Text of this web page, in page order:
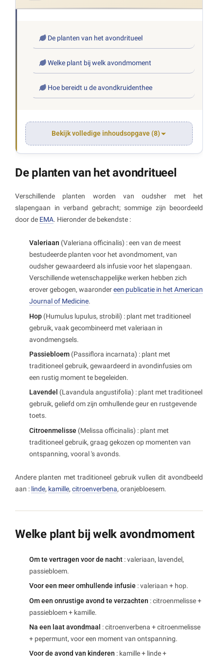
De planten van het avondritueel
Welke plant bij welk avondmoment
Hoe bereidt u de avondkruidenthee
Bekijk volledige inhoudsopgave (8)
De planten van het avondritueel
Verschillende planten worden van oudsher met het
slapengaan in verband gebracht; sommige zijn beoordeeld
door de EMA. Hieronder de bekendste :
Valeriaan (Valeriana officinalis) : een van de meest
bestudeerde planten voor het avondmoment, van
oudsher gewaardeerd als infusie voor het slapengaan.
Verschillende wetenschappelijke werken hebben zich
erover gebogen, waarondereen publicatie in het American
Journal of Medicine.
Hop (Humulus lupulus, strobili) : plant met traditioneel
gebruik, vaak gecombineerd met valeriaan in
avondmengsels.
Passiebloem (Passiflora incarnata) : plant met
traditioneel gebruik, gewaardeerd in avondinfusies om
een rustig moment te begeleiden.
Lavendel (Lavandula angustifolia) : plant met traditioneel
gebruik, geliefd om zijn omhullende geur en rustgevende
toets.
Citroenmelisse (Melissa officinalis) : plant met
traditioneel gebruik, graag gekozen op momenten van
ontspanning, vooral 's avonds.
Andere planten met traditioneel gebruik vullen dit avondbeeld
aan : linde, kamille, citroenverbena, oranjebloesem.
Welke plant bij welk avondmoment
Om te vertragen voor de nacht : valeriaan, lavendel,
passiebloem.
Voor een meer omhullende infusie : valeriaan + hop.
Om een onrustige avond te verzachten : citroenmelisse +
passiebloem + kamille.
Na een laat avondmaal : citroenverbena + citroenmelisse
+ pepermunt, voor een moment van ontspanning.
Voor de avond van kinderen : kamille + linde +